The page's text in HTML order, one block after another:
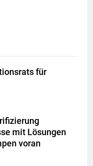
für
mit Lösungen
voran